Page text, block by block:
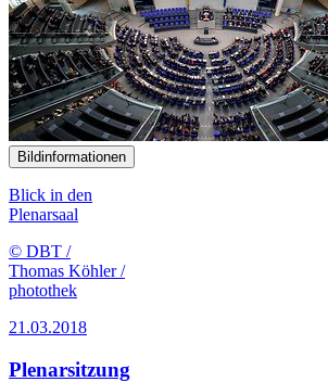
Bildinformationen
Blick in den
Plenarsaal
© DBT /
Thomas Köhler /
photothek
21.03.2018
Plenarsitzung